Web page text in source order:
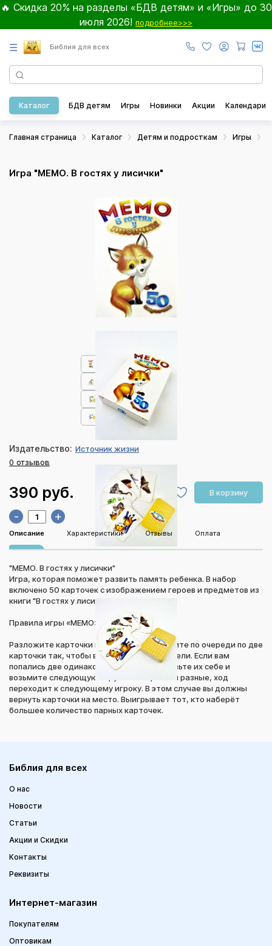
🔥 Скидка 20% на разделы «БДВ детям» и «Игры» до 30
июля 2026! подробнее>>>
☰ Библия для всех
Каталог БДВ детям Игры Новинки Акции Календари
Главная страница Каталог Детям и подросткам Игры
Игра "МЕМО. В гостях у лисички"
Издательство: Источник жизни
0 отзывов
390 руб. В корзину
- +
Описание Характеристики Отзывы Оплата
"МЕМО. В гостях у лисички"
Игра, которая поможет развить память ребенка. В набор
включено 50 карточек с изображением героев и предметов из
книги "В гостях у лисички".
Правила игры «МЕМО»:
Разложите карточки картинкой вниз. Берите по очереди по две
карточки так, чтобы все участники их видели. Если вам
попались две одинаковые карточки, оставьте их себе и
возьмите следующую пару. Если карточки разные, ход
переходит к следующему игроку. В этом случае вы должны
вернуть карточки на место. Выигрывает тот, кто наберёт
большее количество парных карточек.
Библия для всех
О нас
Новости
Статьи
Акции и Скидки
Контакты
Реквизиты
Интернет-магазин
Покупателям
Оптовикам